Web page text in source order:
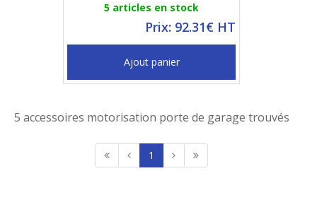
5 articles en stock
Prix: 92.31€ HT
Ajout panier
5 accessoires motorisation porte de garage trouvés
1